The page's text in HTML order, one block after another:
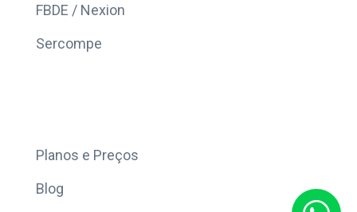
FBDE / Nexion
Sercompe
Planos e Preços
Blog